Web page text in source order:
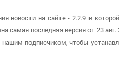
новости на сайте - 2.2.9 в
самая последняя версия от 23 авг.
подписчиком, чтобы